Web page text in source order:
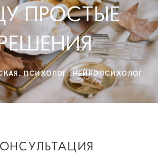
ПРОСТЫЕ
ПСИХОЛОГ. НЕЙРОПСИХОЛОГ